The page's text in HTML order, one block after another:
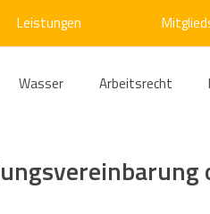
Leistungen
Wasser Arbeitsrecht